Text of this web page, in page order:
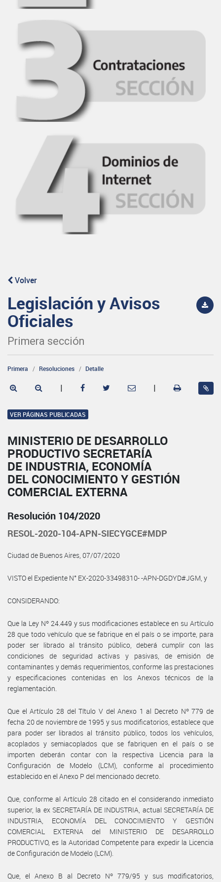
Volver
Legislación y Avisos
Oficiales
Primera sección
Primera Resoluciones Detalle
| |
VER PÁGINAS PUBLICADAS
MINISTERIO DE DESARROLLO
PRODUCTIVO SECRETARÍA
DE INDUSTRIA, ECONOMÍA
DEL CONOCIMIENTO Y GESTIÓN
COMERCIAL EXTERNA
Resolución 104/2020
RESOL-2020-104-APN-SIECYGCE#MDP
Ciudad de Buenos Aires, 07/07/2020
VISTO el Expediente N° EX-2020-33498310- -APN-DGDYD#JGM, y
CONSIDERANDO:
Que la Ley Nº 24.449 y sus modificaciones establece en su Artículo
28 que todo vehículo que se fabrique en el país o se importe, para
poder ser librado al tránsito público, deberá cumplir con las
condiciones de seguridad activas y pasivas, de emisión de
contaminantes y demás requerimientos, conforme las prestaciones
y especificaciones contenidas en los Anexos técnicos de la
reglamentación.
Que el Artículo 28 del Título V del Anexo 1 al Decreto Nº 779 de
fecha 20 de noviembre de 1995 y sus modificatorios, establece que
para poder ser librados al tránsito público, todos los vehículos,
acoplados y semiacoplados que se fabriquen en el país o se
importen deberán contar con la respectiva Licencia para la
Configuración de Modelo (LCM), conforme al procedimiento
establecido en el Anexo P del mencionado decreto.
Que, conforme al Artículo 28 citado en el considerando inmediato
superior, la ex SECRETARÍA DE INDUSTRIA, actual SECRETARÍA DE
INDUSTRIA, ECONOMÍA DEL CONOCIMIENTO Y GESTIÓN
COMERCIAL EXTERNA del MINISTERIO DE DESARROLLO
PRODUCTIVO, es la Autoridad Competente para expedir la Licencia
de Configuración de Modelo (LCM).
Que, el Anexo B al Decreto Nº 779/95 y sus modificatorios,